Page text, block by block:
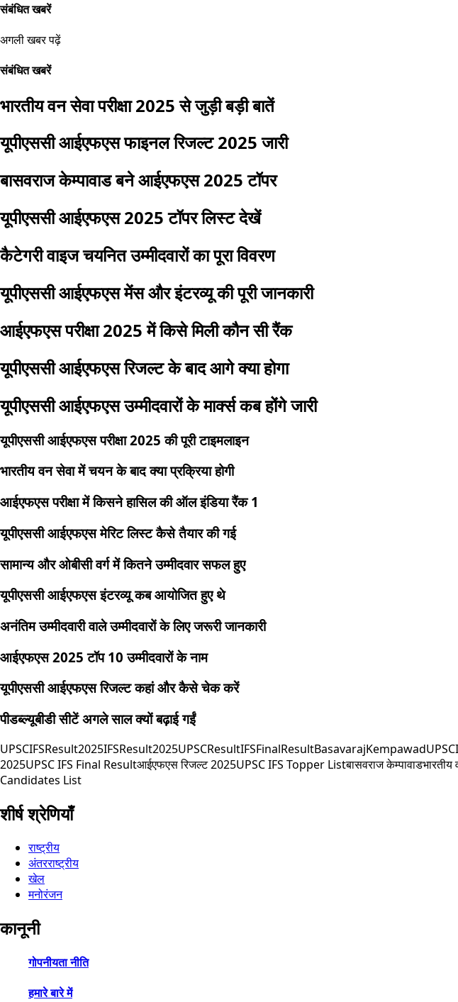
संबंधित खबरें
अगली खबर पढ़ें
संबंधित खबरें
भारतीय वन सेवा परीक्षा 2025 से जुड़ी बड़ी बातें
यूपीएससी आईएफएस फाइनल रिजल्ट 2025 जारी
बासवराज केम्पावाड बने आईएफएस 2025 टॉपर
यूपीएससी आईएफएस 2025 टॉपर लिस्ट देखें
कैटेगरी वाइज चयनित उम्मीदवारों का पूरा विवरण
यूपीएससी आईएफएस मेंस और इंटरव्यू की पूरी जानकारी
आईएफएस परीक्षा 2025 में किसे मिली कौन सी रैंक
यूपीएससी आईएफएस रिजल्ट के बाद आगे क्या होगा
यूपीएससी आईएफएस उम्मीदवारों के मार्क्स कब होंगे जारी
यूपीएससी आईएफएस परीक्षा 2025 की पूरी टाइमलाइन
भारतीय वन सेवा में चयन के बाद क्या प्रक्रिया होगी
आईएफएस परीक्षा में किसने हासिल की ऑल इंडिया रैंक 1
यूपीएससी आईएफएस मेरिट लिस्ट कैसे तैयार की गई
सामान्य और ओबीसी वर्ग में कितने उम्मीदवार सफल हुए
यूपीएससी आईएफएस इंटरव्यू कब आयोजित हुए थे
अनंतिम उम्मीदवारी वाले उम्मीदवारों के लिए जरूरी जानकारी
आईएफएस 2025 टॉप 10 उम्मीदवारों के नाम
यूपीएससी आईएफएस रिजल्ट कहां और कैसे चेक करें
पीडब्ल्यूबीडी सीटें अगले साल क्यों बढ़ाई गईं
UPSCIFSResult2025IFSResult2025UPSCResultIFSFinalResultBasavarajKempawad
2025UPSC IFS Final Resultआईएफएस रिजल्ट 2025UPSC IFS Topper Listबासवराज केम्पावाडभारतीय
Candidates List
शीर्ष श्रेणियाँ
राष्ट्रीय
अंतरराष्ट्रीय
खेल
मनोरंजन
कानूनी
गोपनीयता नीति
हमारे बारे में